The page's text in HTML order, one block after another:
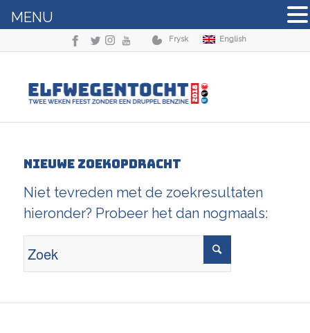
Frysk English
Nieuwe zoekopdracht
Niet tevreden met de zoekresultaten
hieronder? Probeer het dan nogmaals:
MENU